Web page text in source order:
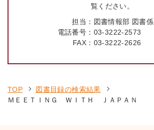
覧ください。
担当： 図書情報部 図書係
電話番号： 03-3222-2573
FAX： 03-3222-2626
TOP
図書目録の検索結果
ＭＥＥＴＩＮＧ ＷＩＴＨ ＪＡＰＡＮ